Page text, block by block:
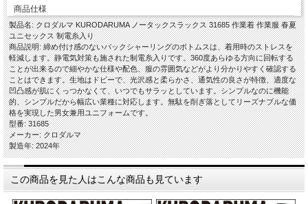
商品仕様
製品名: クロダルマ KURODARUMA ノータックスラックス 31685 作業着 作業服 春夏
ユニセックス 制電糸入り
商品説明: 締め付け感のないバックシャーリングのボトムスは、着用時のストレスを
軽減します。静電気対策も施された制電糸入りです。360度あらゆる方向に回転する
ことが出来るので細やかな仕様や配色、服の雰囲気などがより分かりやすく確認する
ことはできます。生地はドビーで、光沢感と柔らかさ、通気性の良さが特徴、適度な
凹凸感が肌にくっつかなくて、いつでもサラッとしています。シンプルなのに機能
的、シンプルだから幅広い業種に対応します。無駄を削ぎ落としてリーズナブルな価
格を実現した男女兼用ユニフォームです。
型番: 31685
メーカー: クロダルマ
製造年: 2024年
この商品を見た人はこんな商品も見ています